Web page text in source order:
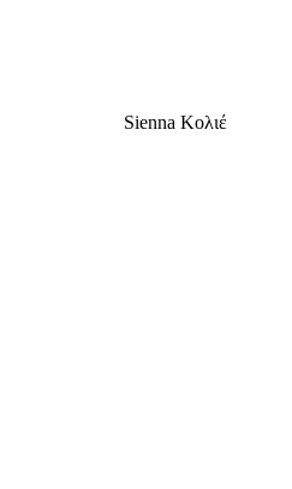
Sienna Κολιέ